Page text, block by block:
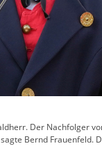
Der Nachfolger
Bernd Frauenfeld.